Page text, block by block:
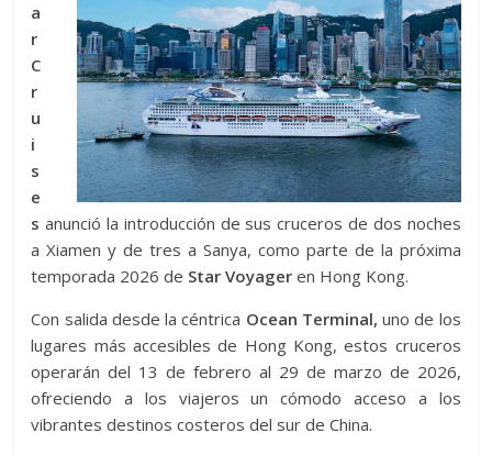
a
r
C
r
u
i
s
e
s anunció la introducción de sus cruceros de dos noches
a Xiamen y de tres a Sanya, como parte de la próxima
temporada 2026 de Star Voyager en Hong Kong.
Con salida desde la céntrica Ocean Terminal, uno de los
lugares más accesibles de Hong Kong, estos cruceros
operarán del 13 de febrero al 29 de marzo de 2026,
ofreciendo a los viajeros un cómodo acceso a los
vibrantes destinos costeros del sur de China.